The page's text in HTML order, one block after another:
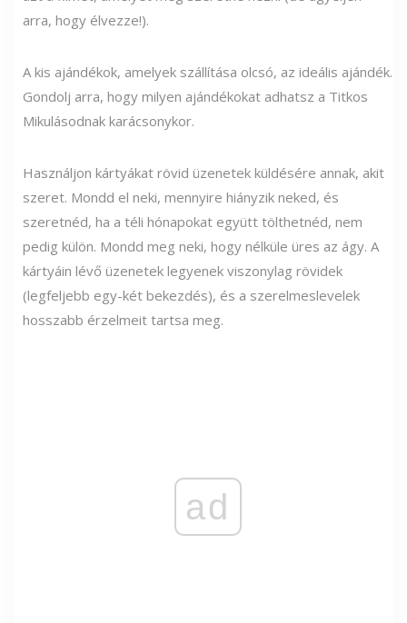
arra, hogy élvezze!).
A kis ajándékok, amelyek szállítása olcsó, az ideális ajándék.
Gondolj arra, hogy milyen ajándékokat adhatsz a Titkos
Mikulásodnak karácsonykor.
Használjon kártyákat rövid üzenetek küldésére annak, akit
szeret. Mondd el neki, mennyire hiányzik neked, és
szeretnéd, ha a téli hónapokat együtt tölthetnéd, nem
pedig külön. Mondd meg neki, hogy nélküle üres az ágy. A
kártyáin lévő üzenetek legyenek viszonylag rövidek
(legfeljebb egy-két bekezdés), és a szerelmeslevelek
hosszabb érzelmeit tartsa meg.
ad